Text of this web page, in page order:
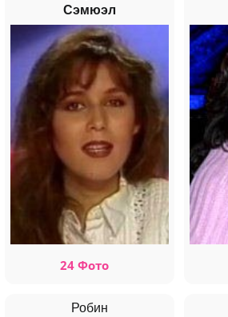
Сэмюэл
24 Фото
Робин